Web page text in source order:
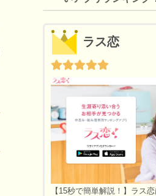
ラス恋
【15秒で簡単解説！】ラス